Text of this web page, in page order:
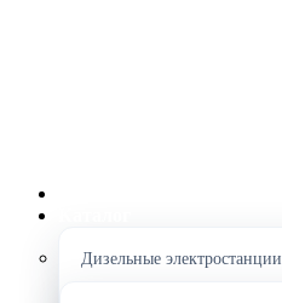
Дизельные электростанции